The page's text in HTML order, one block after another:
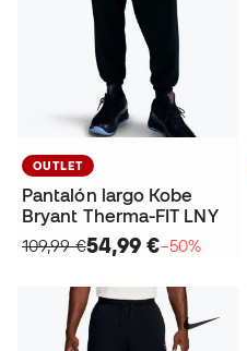
OUTLET
Pantalón largo Kobe
Bryant Therma-FIT LNY
109,99 €54,99 €−50%